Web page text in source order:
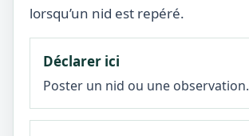
lorsqu’un nid est repéré.
Déclarer ici
Poster un nid ou une observation.